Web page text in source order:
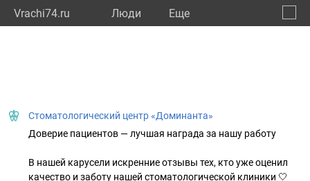
Vrachi74.ru Люди Eще
Стоматологический центр «Доминанта»
Доверие пациентов — лучшая награда за нашу работу
В нашей карусели искренние отзывы тех, кто уже оценил
качество и заботу нашей стоматологической клиники 🤍